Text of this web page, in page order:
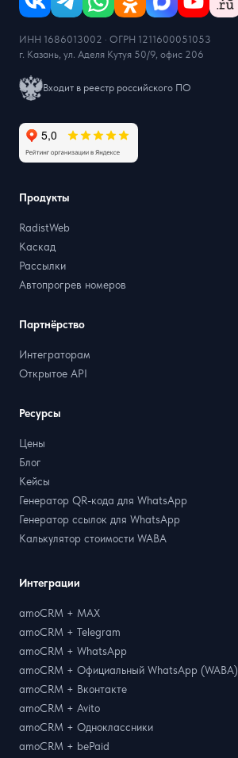
ИНН 1686013002 · ОГРН 1211600051053
г. Казань, ул. Аделя Кутуя 50/9, офис 206
Входит в реестр российского ПО
Интеграции
amoCRM + MAX
amoCRM + Telegram
amoCRM + WhatsApp
amoCRM + Официальный WhatsApp (WABA)
amoCRM + Вконтакте
amoCRM + Avito
amoCRM + Одноклассники
amoCRM + bePaid
Продукты
RadistWeb
Каскад
Рассылки
Автопрогрев номеров
Партнёрство
Интеграторам
Открытое API
Ресурсы
Цены
Блог
Кейсы
Генератор QR-кода для WhatsApp
Генератор ссылок для WhatsApp
Калькулятор стоимости WABA